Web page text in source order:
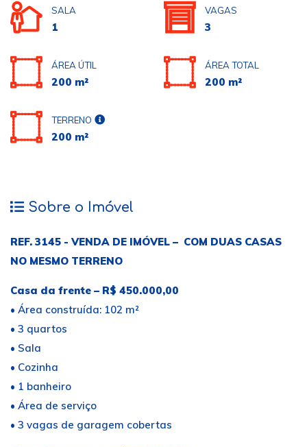
SALA
1
VAGAS
3
ÁREA ÚTIL
200 m²
ÁREA TOTAL
200 m²
TERRENO
200 m²
Sobre o Imóvel
REF. 3145 - VENDA DE IMÓVEL – COM DUAS CASAS
NO MESMO TERRENO
Casa da frente – R$ 450.000,00
• Área construída: 102 m²
• 3 quartos
• Sala
• Cozinha
• 1 banheiro
• Área de serviço
• 3 vagas de garagem cobertas